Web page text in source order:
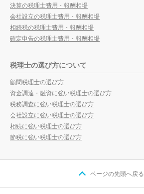
決算の税理士費用・報酬相場
会社設立の税理士費用・報酬相場
相続税の税理士費用・報酬相場
確定申告の税理士費用・報酬相場
税理士の選び方について
顧問税理士の選び方
資金調達・融資に強い税理士の選び方
税務調査に強い税理士の選び方
会社設立に強い税理士の選び方
相続に強い税理士の選び方
節税に強い税理士の選び方
ページの先頭へ戻る